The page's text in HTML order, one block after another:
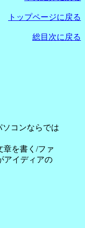
トップページに戻る
総目次に戻る
コンならでは
章を書く/ファ
アイディアの